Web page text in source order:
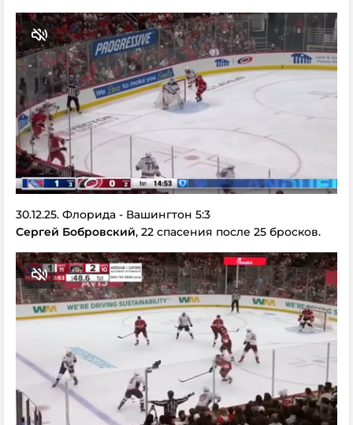
30.12.25. Флорида - Вашингтон 5:3
Сергей Бобровский, 22 спасения после 25 бросков.